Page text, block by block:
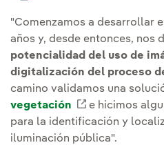
"Comenzamos a desarrollar
años y, desde entonces, nos
potencialidad del uso de
digitalización del proceso
camino validamos una
vegetación
Enlace
e hicimos
para la identificación y
iluminación pública".